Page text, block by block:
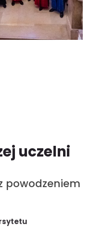
uczelni
powodzeniem
na